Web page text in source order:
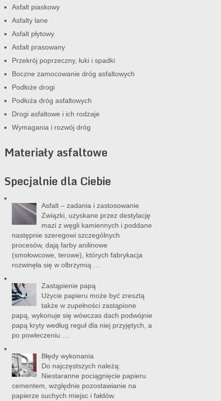
Asfalt piaskowy
Asfalty lane
Asfalt płytowy
Asfalt prasowany
Przekrój poprzeczny, łuki i spadki
Boczne zamocowanie dróg asfaltowych
Podłoże drogi
Podłoża dróg asfaltowych
Drogi asfaltowe i ich rodzaje
Wymagania i rozwój dróg
Materiały asfaltowe
Specjalnie dla Ciebie
Asfalt – zadania i zastosowanie
Związki, uzyskane przez destylację
mazi z węgli kamiennych i poddane
następnie szeregowi szczególnych
procesów, dają farby anilinowe
(smołowcowe, terowe), których fabrykacja
rozwinęła się w olbrzymią …
Zastąpienie papą
Użycie papieru może być zresztą
także w zupełności zastąpione
papą, wykonuje się wówczas dach podwójnie
papą kryty według reguł dla niej przyjętych, a
po powleczeniu …
Błędy wykonania
Do najczęstszych należą:
Niestaranne pociągnięcie papieru
cementem, względnie pozostawianie na
papierze suchych miejsc i fałdów.